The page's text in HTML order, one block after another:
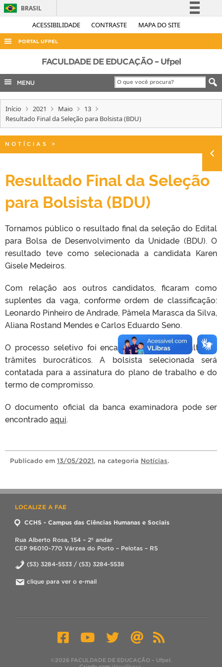
ACESSIBILIDADE CONTRASTE MAPA DO SITE
BRASIL
Simplifique!
Acesso à informação
Legislação
Canais
PORTAL UFPEL
ACESSO À INFORMAÇÃO
AUDITORIA
COBALTO
CONCURSOS
INTERNACIONAL
PORTARIAS
FACULDADE DE EDUCAÇÃO – Ufpel
MENU
Início 2021 Maio
13
Resultado Final da Seleção para Bolsista (BDU)
NOTÍCIAS >
Resultado Final da Seleção
para Bolsista (BDU)
Tornamos público o resultado final da seleção do Edital
para Bolsa de Desenvolvimento da Unidade (BDU). O
resultado teve como selecionada a candidata Karen
Gisele Medeiros.
Com relação aos outros candidatos, ficaram como
suplentes da vaga, conforme ordem de classificação:
Leonardo Pinheiro de Andrade, Pâmela Marasca da Silva,
Aliana Rostand Mendes e Carlos Eduardo Seno.
O processo seletivo foi encaminhado para os últimos
trâmites burocráticos. A bolsista selecionada será
contatada para a assinatura do plano de trabalho e do
termo de compromisso.
O documento oficial da banca examinadora pode ser
encontrado aqui.
Publicado em 13/05/2021, na categoria Notícias.
LOCALIZE A FAE
CCHS - Campus das Ciências Humanas e Sociais
Rua Alberto Rosa, 154 – 2º andar
CEP 96010-770 Várzea do Porto – Pelotas – RS
(53) 3284-5533 / (53) 3284-5538
clique para ver o e-mail
©2026 FACULDADE DE EDUCAÇÃO – Ufpel.